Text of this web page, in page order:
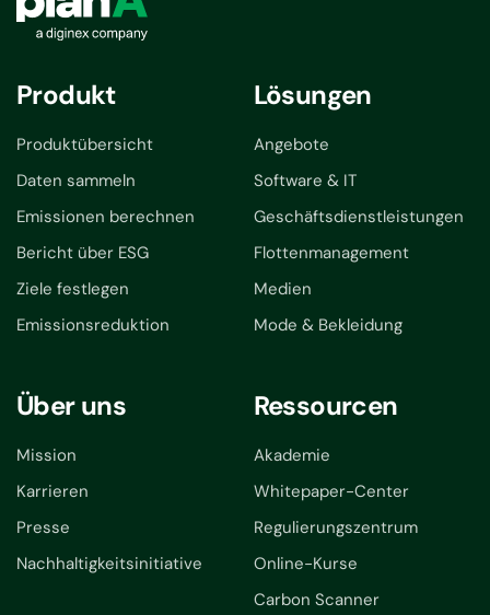
Produkt
Produktübersicht
Daten sammeln
Emissionen berechnen
Bericht über ESG
Ziele festlegen
Emissionsreduktion
Lösungen
Angebote
Software & IT
Geschäftsdienstleistungen
Flottenmanagement
Medien
Mode & Bekleidung
Über uns
Mission
Karrieren
Presse
Nachhaltigkeitsinitiative
Ressourcen
Akademie
Whitepaper-Center
Regulierungszentrum
Online-Kurse
Carbon Scanner